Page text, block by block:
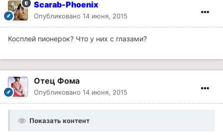
Scarab-Phoenix
Опубликовано 14 июня, 2015
Косплей пионерок? Что у них с глазами?
Отец Фома
Опубликовано 14 июня, 2015
Показать контент